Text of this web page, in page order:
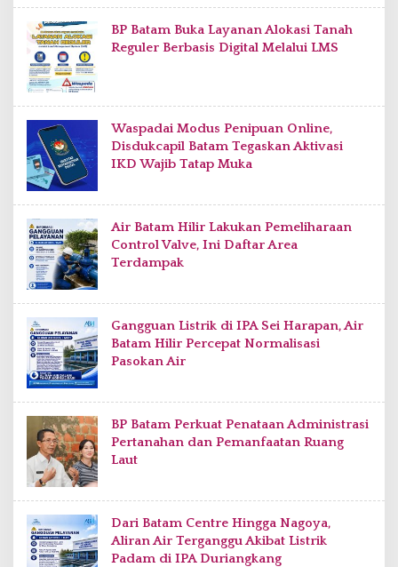
BP Batam Buka Layanan Alokasi Tanah
Reguler Berbasis Digital Melalui LMS
Waspadai Modus Penipuan Online,
Disdukcapil Batam Tegaskan Aktivasi
IKD Wajib Tatap Muka
Air Batam Hilir Lakukan Pemeliharaan
Control Valve, Ini Daftar Area
Terdampak
Gangguan Listrik di IPA Sei Harapan, Air
Batam Hilir Percepat Normalisasi
Pasokan Air
BP Batam Perkuat Penataan Administrasi
Pertanahan dan Pemanfaatan Ruang
Laut
Dari Batam Centre Hingga Nagoya,
Aliran Air Terganggu Akibat Listrik
Padam di IPA Duriangkang